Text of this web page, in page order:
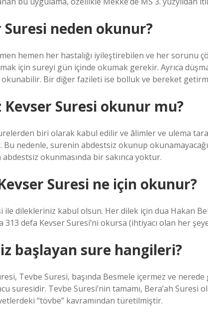
Suresi neden okunur?
hemen her hastalığı iyileştirebilen ve her sorunu
için sureyi gün içinde okumak gerekir. Ayrıca
Bir diğer fazileti ise bolluk ve bereket
Kevser Suresi okunur mu?
biri olarak kabul edilir ve âlimler ve ulema
nedenle, surenin abdestsiz okunup
okunmasında bir sakınca yoktur.
Suresi ne için okunur?
ile dilekleriniz kabul olsun. Her dilek için dua Hakan
defa Kevser Suresi’ni okursa (ihtiyacı olan her
başlayan sure hangileri?
Tevbe Suresi, başında Besmele içermez ve
suresidir. Tevbe Suresi’nin tamamı, Bera’ah
“tövbe” kavramından türetilmiştir.